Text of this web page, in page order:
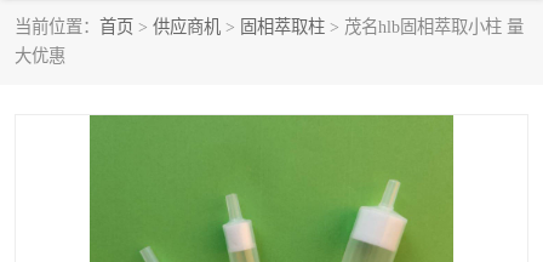
当前位置： 首页 > 供应商机 > 固相萃取柱 > 茂名hlb固相萃取小柱 量
大优惠
固相萃取柱
ELISA试剂盒 过滤器/滤膜